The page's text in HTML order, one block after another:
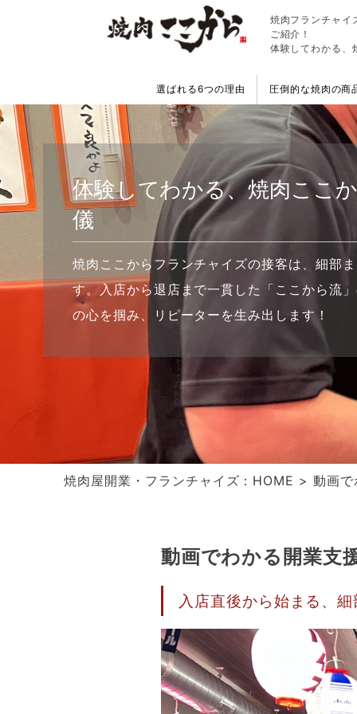
焼肉フランチャイ
ご紹介！
体験してわかる、
選ばれる6つの理由 圧倒的な焼肉の商
体験してわかる、焼肉ここ
儀
焼肉ここからフランチャイズの接客は、細部
す。入店から退店まで一貫した「ここから流
の心を掴み、リピーターを生み出します！
焼肉屋開業・フランチャイズ： HOME >動画で
動画でわかる開業支
入店直後から始まる、